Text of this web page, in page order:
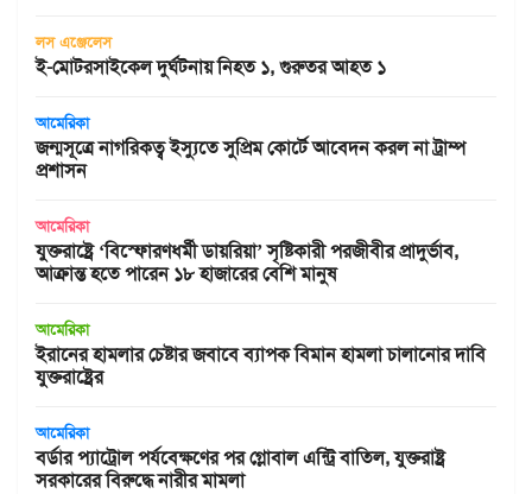
লস এঞ্জেলেস
ই-মোটরসাইকেল দুর্ঘটনায় নিহত ১, গুরুতর আহত ১
আমেরিকা
জন্মসূত্রে নাগরিকত্ব ইস্যুতে সুপ্রিম কোর্টে আবেদন করল না ট্রাম্প
প্রশাসন
আমেরিকা
যুক্তরাষ্ট্রে ‘বিস্ফোরণধর্মী ডায়রিয়া’ সৃষ্টিকারী পরজীবীর প্রাদুর্ভাব,
আক্রান্ত হতে পারেন ১৮ হাজারের বেশি মানুষ
আমেরিকা
ইরানের হামলার চেষ্টার জবাবে ব্যাপক বিমান হামলা চালানোর দাবি
যুক্তরাষ্ট্রের
আমেরিকা
বর্ডার প্যাট্রোল পর্যবেক্ষণের পর গ্লোবাল এন্ট্রি বাতিল, যুক্তরাষ্ট্র
সরকারের বিরুদ্ধে নারীর মামলা